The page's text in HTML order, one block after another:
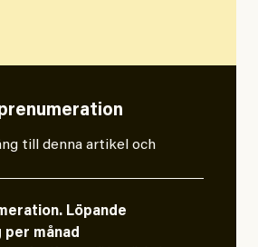
till denna artikel och
Löpande
månad